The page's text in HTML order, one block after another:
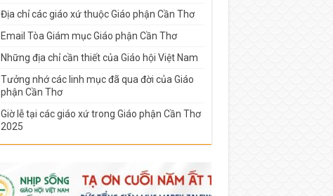
Địa chỉ các giáo xứ thuộc Giáo phận Cần Thơ
Email Tòa Giám mục Giáo phận Cần Thơ
Những địa chỉ cần thiết của Giáo hội Việt Nam
Tưởng nhớ các linh mục đã qua đời của Giáo
phận Cần Thơ
Giờ lễ tại các giáo xứ trong Giáo phận Cần Thơ
2025